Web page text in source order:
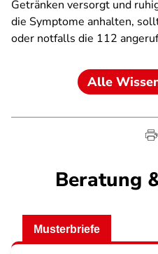
Getränken versorgt und
die Symptome anhalten,
oder notfalls die 112
Alle
Beratung
Musterbriefe